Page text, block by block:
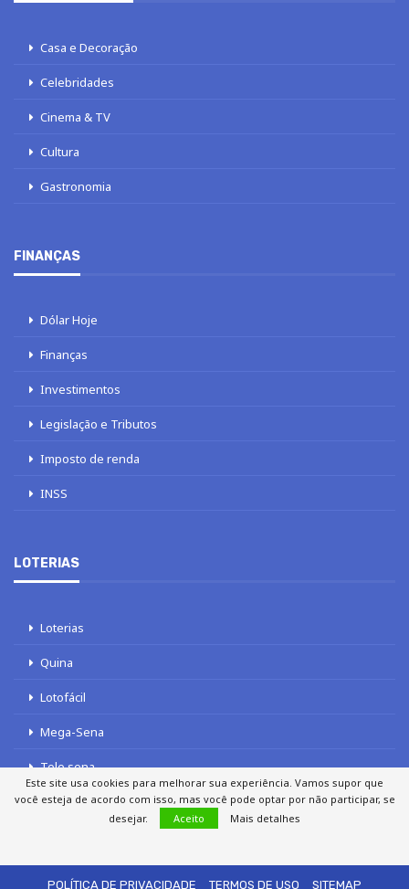
Casa e Decoração
Celebridades
Cinema & TV
Cultura
Gastronomia
FINANÇAS
Dólar Hoje
Finanças
Investimentos
Legislação e Tributos
Imposto de renda
INSS
LOTERIAS
Loterias
Quina
Lotofácil
Mega-Sena
Tele sena
POLÍTICA DE PRIVACIDADE
TERMOS DE USO SITEMAP
Este site usa cookies para melhorar sua experiência. Vamos supor que
você esteja de acordo com isso, mas você pode optar por não participar, se
desejar.
Aceito Mais detalhes